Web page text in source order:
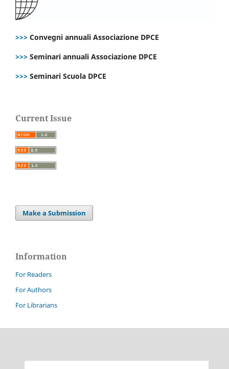
>>> Convegni annuali Associazione DPCE
>>> Seminari annuali Associazione DPCE
>>> Seminari Scuola DPCE
Current Issue
Make a Submission
Information
For Readers
For Authors
For Librarians